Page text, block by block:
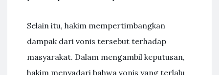
Selain itu, hakim mempertimbangkan
dampak dari vonis tersebut terhadap
masyarakat. Dalam mengambil keputusan,
hakim menyadari bahwa vonis yang terlalu